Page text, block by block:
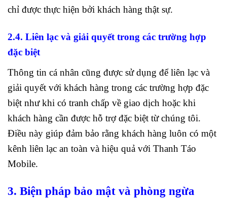
chỉ được thực hiện bởi khách hàng thật sự.
2.4. Liên lạc và giải quyết trong các trường hợp
đặc biệt
Thông tin cá nhân cũng được sử dụng để liên lạc và
giải quyết với khách hàng trong các trường hợp đặc
biệt như khi có tranh chấp về giao dịch hoặc khi
khách hàng cần được hỗ trợ đặc biệt từ chúng tôi.
Điều này giúp đảm bảo rằng khách hàng luôn có một
kênh liên lạc an toàn và hiệu quả với Thanh Táo
Mobile.
3. Biện pháp bảo mật và phòng ngừa